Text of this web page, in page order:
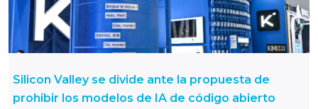
Silicon Valley se divide ante la propuesta de
prohibir los modelos de IA de código abierto